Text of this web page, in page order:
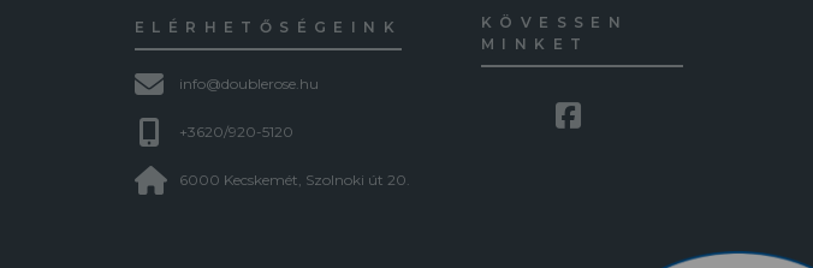
ELÉRHETŐSÉGEINK
info@doublerose.hu
+3620/920-5120
6000 Kecskemét, Szolnoki út 20.
KÖVESSEN
MINKET